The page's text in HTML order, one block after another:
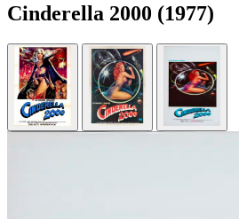
Cinderella 2000 (1977)